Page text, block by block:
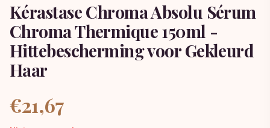
Kérastase Chroma Absolu Sérum
Chroma Thermique 150ml -
Hittebescherming voor Gekleurd
Haar
€21,67